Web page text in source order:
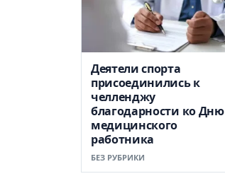
Деятели спорта
присоединились к
челленджу
благодарности ко Дню
медицинского
работника
БЕЗ РУБРИКИ